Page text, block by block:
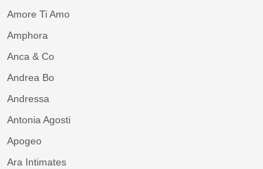
Amore Ti Amo
Amphora
Anca & Co
Andrea Bo
Andressa
Antonia Agosti
Apogeo
Ara Intimates